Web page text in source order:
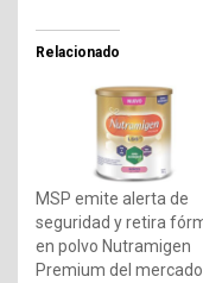
Relacionado
MSP emite alerta de
seguridad y retira
en polvo Nutramigen
Premium del mercado